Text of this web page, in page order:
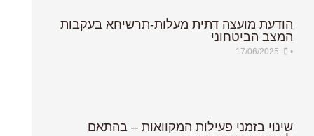
הודעת מועצה דתית מעלות-תרשיחא בעקבות
המצב הביטחוני
•
17/06/2025
שינוי בזמני פעילות המקוואות – בהתאם
הודעת מועצה דתית מעלות-תרשיחא בעקבות
המצב הביטחוני
•
17/06/2025
שינוי בזמני פעילות המקוואות – בהתאם